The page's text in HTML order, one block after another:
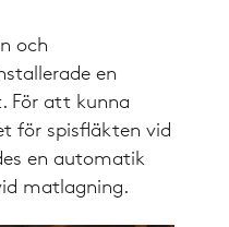
och
en
För att kunna
för spisfläkten vid
en automatik
matlagning.